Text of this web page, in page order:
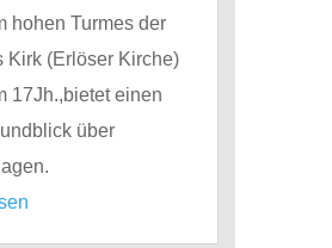
hohen Turmes der
Kirk (Erlöser Kirche)
17Jh.,bietet einen
über